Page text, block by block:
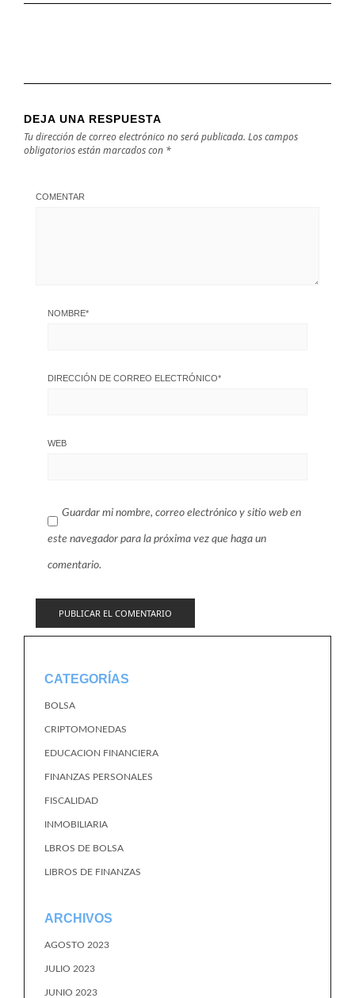
DEJA UNA RESPUESTA
Tu dirección de correo electrónico no será publicada. Los campos
obligatorios están marcados con *
COMENTAR
NOMBRE*
DIRECCIÓN DE CORREO ELECTRÓNICO*
WEB
Guardar mi nombre, correo electrónico y sitio web en
este navegador para la próxima vez que haga un
comentario.
CATEGORÍAS
BOLSA
CRIPTOMONEDAS
EDUCACION FINANCIERA
FINANZAS PERSONALES
FISCALIDAD
INMOBILIARIA
LBROS DE BOLSA
LIBROS DE FINANZAS
ARCHIVOS
AGOSTO 2023
JULIO 2023
JUNIO 2023